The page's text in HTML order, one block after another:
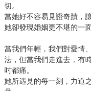
切。
當她好不容易見證奇蹟，
她卻發現婚姻更不堪的
當我們年輕，我們對愛情
法，但當我們走進去，有
吋都痛。
她所遇見的每一刻，力道